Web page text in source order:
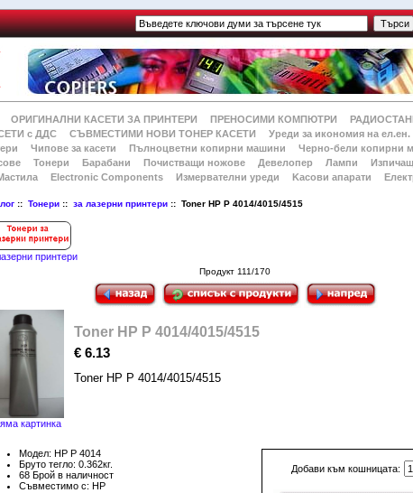
ОРИГИНАЛНИ КАСЕТИ ЗА ПРИНТЕРИ ПРЕНОСИМИ КОМПЮТРИ
с ДДС
СЪВМЕСТИМИ НОВИ ТОНЕР КАСЕТИ Уреди за икономия на ел.ен.
Чипове за касети Пълноцветни копирни машини Черно-бели копирни
Тонери Барабани Почистващи ножове Девелопер Лампи
Electronic Components Измервателни уреди Kасови апарати
::Тонери ::за лазерни принтери :: Toner HP P 4014/4015/4515
принтери
Продукт 111/170
картинка
Toner HP P 4014/4015/4515
€ 6.13
Toner HP P 4014/4015/4515
Добави към кошницата:
Модел: HP P 4014
Бруто тегло: 0.362кг.
68 Брой в наличност
Съвместимо с: HP